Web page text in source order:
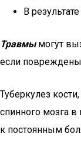
В
Травмымогут
если
Туберкулез
спинного мозга
к постоянным